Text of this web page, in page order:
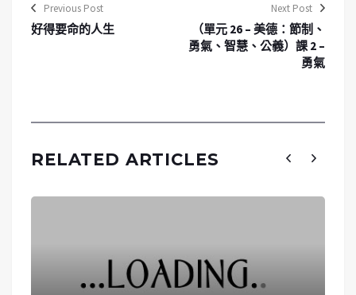
Previous Post
好得要命的人生
Next Post
（單元 26 – 美德：節制、
勇氣、智慧、公義）課 2 –
勇氣
RELATED ARTICLES